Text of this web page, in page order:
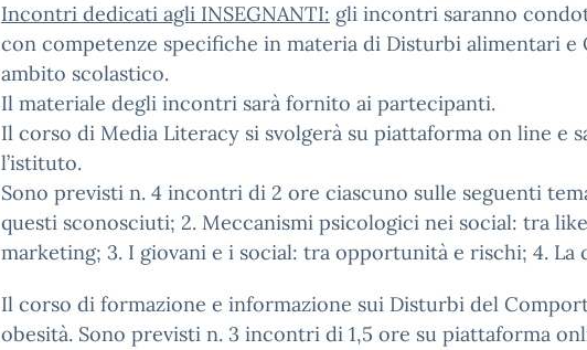
Incontri dedicati agli INSEGNANTI: gli incontri saranno
con competenze specifiche in materia di Disturbi alimentari e
ambito scolastico.
Il materiale degli incontri sarà fornito ai partecipanti.
Il corso di Media Literacy si svolgerà su piattaforma on line e
l’istituto.
Sono previsti n. 4 incontri di 2 ore ciascuno sulle seguenti
questi sconosciuti; 2. Meccanismi psicologici nei social: tra
marketing; 3. I giovani e i social: tra opportunità e rischi; 4. La
Il corso di formazione e informazione sui Disturbi del
obesità. Sono previsti n. 3 incontri di 1,5 ore su piattaforma